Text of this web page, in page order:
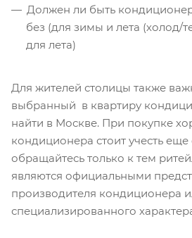
Должен ли быть
без (для зимы и лета (холод/
для лета)
Для жителей столицы также
выбранный в квартиру
найти в Москве. При покупке
кондиционера стоит учесть
обращайтесь только к тем
являются официальными
производителя кондиционера
специализированного